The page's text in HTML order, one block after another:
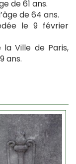
de 61 ans.
de 64 ans.
le 9 février
la Ville de Paris,
ans.